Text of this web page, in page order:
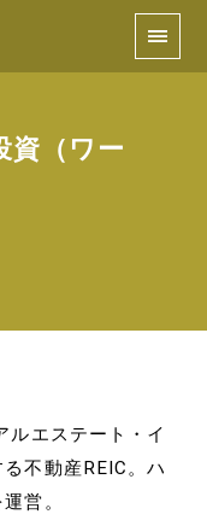
資（ワー
ルエステート・イ
不動産REIC。ハ
営。